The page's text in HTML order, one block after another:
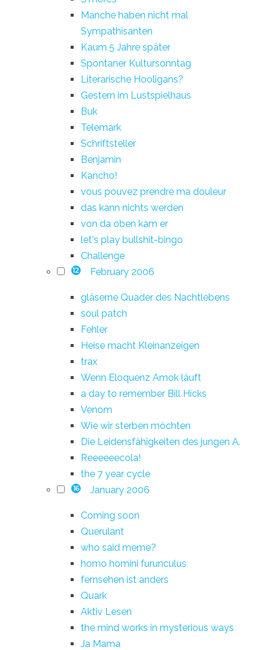
Manche haben nicht mal
Sympathisanten
Kaum 5 Jahre später
Spontaner Kultursonntag
Literarische Hooligans?
Gestern im Lustspielhaus
Buk
Telemark
Schriftsteller
Benjamin
Kancho!
vous pouvez prendre ma douleur
das kann nichts werden
von da oben kam er
let's play bullshit-bingo
Challenge
12 February 2006
gläserne Quader des Nachtlebens
soul patch
Fehler
Heise macht Kleinanzeigen
trax
Wenn Eloquenz Amok läuft
a day to remember Bill Hicks
Venom
Wie wir sterben möchten
Die Leidensfähigkeiten des jungen A.
Reeeeeecola!
the 7 year cycle
16 January 2006
Coming soon
Querulant
who said meme?
homo homini furunculus
fernsehen ist anders
Quark
Aktiv Lesen
the mind works in mysterious ways
Ja Mama